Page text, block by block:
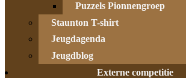
Puzzels Pionnengroep
Staunton T-shirt
Jeugdagenda
Jeugdblog
Externe competitie